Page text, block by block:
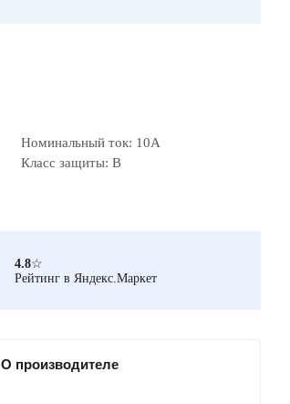
Номинальный ток: 10А
Класс защиты: B
4.8☆
Рейтинг в Яндекс.Маркет
О производителе